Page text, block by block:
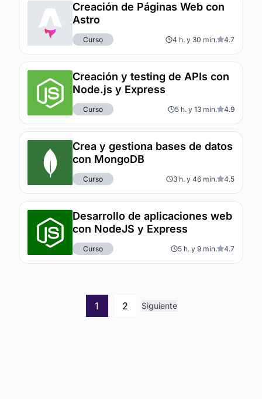
Creación de Páginas Web con
Astro
Curso 4 h. y 30 min. 4.7
Creación y testing de APIs con
Node.js y Express
Curso 5 h. y 13 min. 4.9
Crea y gestiona bases de datos
con MongoDB
Curso 3 h. y 46 min. 4.5
Desarrollo de aplicaciones web
con NodeJS y Express
Curso 5 h. y 9 min. 4.7
1 2 Siguiente